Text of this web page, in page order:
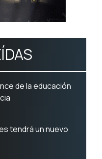
de la educación
tendrá un nuevo